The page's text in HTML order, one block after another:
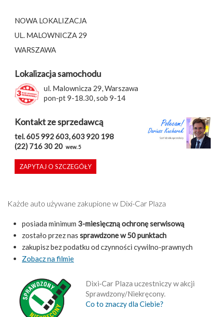
NOWA LOKALIZACJA
UL. MALOWNICZA 29
WARSZAWA
Lokalizacja samochodu
ul. Malownicza 29, Warszawa
pon-pt 9-18.30, sob 9-14
Kontakt ze sprzedawcą
tel. 605 992 603, 603 920 198
(22) 716 30 20 wew. 5
ZAPYTAJ O SZCZEGÓŁY
Każde auto używane zakupione w Dixi-Car Plaza
posiada minimum 3-miesięczną ochronę serwisową
zostało przez nas sprawdzone w 50 punktach
zakupisz bez podatku od czynności cywilno-prawnych
Zobacz na filmie
Dixi‑Car Plaza uczestniczy w akcji
Sprawdzony/Niekręcony.
Co to znaczy dla Ciebie?